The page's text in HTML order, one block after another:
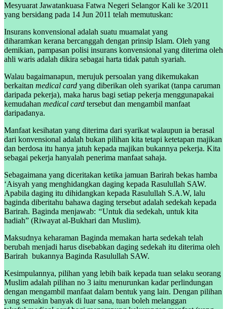
Mesyuarat Jawatankuasa Fatwa Negeri Selangor Kali ke 3/2011
yang bersidang pada 14 Jun 2011 telah memutuskan:
Insurans konvensional adalah suatu muamalat yang
diharamkan kerana bercanggah dengan prinsip Islam. Oleh yang
demikian, pampasan polisi insurans konvensional yang diterima oleh
ahli waris adalah dikira sebagai harta tidak patuh syariah.
Walau bagaimanapun, merujuk persoalan yang dikemukakan
berkaitan medical card yang diberikan oleh syarikat (tanpa caruman
daripada pekerja), maka harus bagi setiap pekerja menggunapakai
kemudahan medical card tersebut dan mengambil manfaat
daripadanya.
Manfaat kesihatan yang diterima dari syarikat walaupun ia berasal
dari konvensional adalah bukan pilihan kita tetapi ketetapan majikan
dan berdosa itu hanya jatuh kepada majikan bukannya pekerja. Kita
sebagai pekerja hanyalah penerima manfaat sahaja.
Sebagaimana yang diceritakan ketika jamuan Barirah bekas hamba
‘Aisyah yang menghidangkan daging kepada Rasulullah SAW.
Apabila daging itu dihidangkan kepada Rasulullah S.A.W, lalu
baginda diberitahu bahawa daging tersebut adalah sedekah kepada
Barirah. Baginda menjawab: “Untuk dia sedekah, untuk kita
hadiah” (Riwayat al-Bukhari dan Muslim).
Maksudnya keharaman Baginda memakan harta sedekah telah
berubah menjadi harus disebabkan daging sedekah itu diterima oleh
Barirah bukannya Baginda Rasulullah SAW.
Kesimpulannya, pilihan yang lebih baik kepada tuan selaku seorang
Muslim adalah pilihan no 3 iaitu menurunkan kadar perlindungan
dengan mengambil manfaat dalam bentuk yang lain. Dengan pilihan
yang semakin banyak di luar sana, tuan boleh melanggan